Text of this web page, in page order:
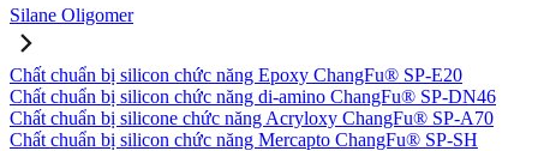
Silane Oligomer
Chất chuẩn bị silicon chức năng Epoxy ChangFu® SP-E20
Chất chuẩn bị silicon chức năng di-amino ChangFu® SP-DN46
Chất chuẩn bị silicone chức năng Acryloxy ChangFu® SP-A70
Chất chuẩn bị silicon chức năng Mercapto ChangFu® SP-SH